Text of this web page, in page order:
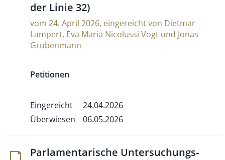
der Linie 32)
vom 24. April 2026, eingereicht von Dietmar
Lampert, Eva Maria Nicolussi Vogt und Jonas
Grubenmann
Petitionen
Eingereicht
24.04.2026
Überwiesen
06.05.2026
Par­la­men­ta­ri­sche Unter­su­chungs­